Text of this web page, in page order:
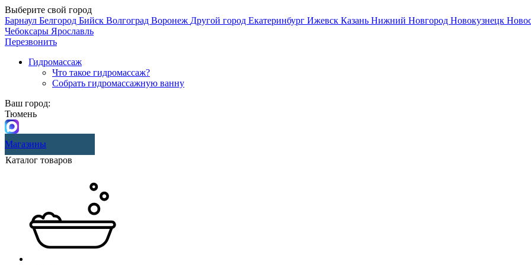
Выберите свой город
Барнаул Белгород Бийск Волгоград Воронеж Другой город Екатеринбург Ижевск Казань Нижний Новгород Новокузнецк
Чебоксары Ярославль
Перезвонить
Гидромассаж
Что такое гидромассаж?
Собрать гидромассажную ванну
Ваш город:
Тюмень
Магазины
Каталог товаров